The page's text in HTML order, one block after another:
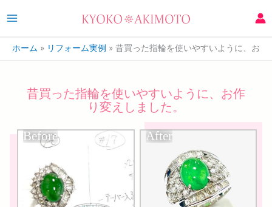
ホーム リフォーム実例 昔買った指輪を使いやすいように、お作
昔買った指輪を使いやすいように、お作
り変えしました。
Before After